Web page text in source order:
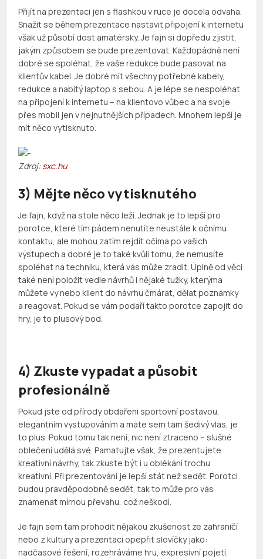
Přijít na prezentaci jen s flashkou v ruce je docela odvaha.
Snažit se během prezentace nastavit připojení k internetu
však už působí dost amatérsky. Je fajn si dopředu zjistit,
jakým způsobem se bude prezentovat. Každopádně není
dobré se spoléhat, že vaše redukce bude pasovat na
klientův kabel. Je dobré mít všechny potřebné kabely,
redukce a nabitý laptop s sebou. A je lépe se nespoléhat
na připojení k internetu – na klientovo vůbec a na svoje
přes mobil jen v nejnutnějších případech. Mnohem lepší je
mít něco vytisknuto.
Zdroj:sxc.hu
3) Mějte něco vytisknutého
Je fajn, když na stole něco leží. Jednak je to lepší pro
porotce, které tím pádem nenutíte neustále k očnímu
kontaktu, ale mohou zatím rejdit očima po vašich
výstupech a dobré je to také kvůli tomu, že nemusíte
spoléhat na techniku, která vás může zradit. Úplně od věci
také není položit vedle návrhů i nějaké tužky, kterýma
můžete vy nebo klient do návrhu čmárat, dělat poznámky
a reagovat. Pokud se vám podaří takto porotce zapojit do
hry, je to plusový bod.
4) Zkuste vypadat a působit
profesionálně
Pokud jste od přírody obdařeni sportovní postavou,
elegantním vystupováním a máte sem tam šedivý vlas, je
to plus. Pokud tomu tak není, nic není ztraceno – slušné
oblečení udělá své. Pamatujte však, že prezentujete
kreativní návrhy, tak zkuste být i u oblékání trochu
kreativní. Při prezentování je lepší stát než sedět. Porotci
budou pravděpodobně sedět, tak to může pro vás
znamenat mírnou převahu, což neškodí.
Je fajn sem tam prohodit nějakou zkušenost ze zahraničí
nebo z kultury a prezentaci opepřit slovíčky jako:
nadčasové řešení, rozehráváme hru, expresivní pojetí,